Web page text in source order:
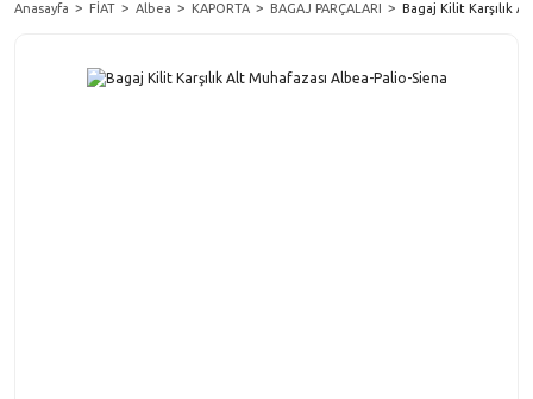
Anasayfa FİAT Albea KAPORTA BAGAJ PARÇALARI Bagaj Kilit Karşılık